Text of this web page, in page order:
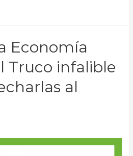
Economía
Truco infalible
al